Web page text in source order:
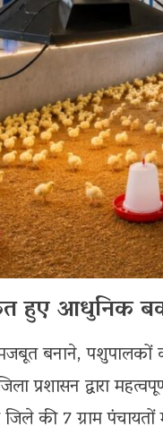
हुए आधुनिक
मजबूत बनाने,
द्वारा
जिले की 7 ग्राम